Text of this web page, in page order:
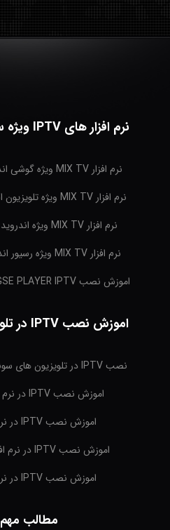
نرم افزار های IPTV ویژه سیستم عامل اندروید
نرم افزار MIX TV ویژه گوشی اندرویدی اختصاصی IPTV
نرم افزار MIX TV ویژه تلویزیون اندرویدی اختصاصی IPTV
نرم افزار MIX TV ویژه اندروید باکس اختصاصی IPTV
نرم افزار MIX TV ویژه رسیور اندرویدی اختصاصی IPTV
اموزش نصب GSE PLAYER IPTV در گوشی های ایفون IOS
اموزش نصب IPTV در تلویزیون های هوشمند
نصب IPTV در تلویزیون های سونی و سیستم عامل اندروید
اموزش نصب IPTV در نرم افزار SMART IPTV
اموزش نصب IPTV در نرم افزار SET IPTV
اموزش نصب IPTV در نرم افزار SMARTER IPTV
اموزش نصب IPTV در نرم افزار NET IPTV
مطالب مهم IPTV